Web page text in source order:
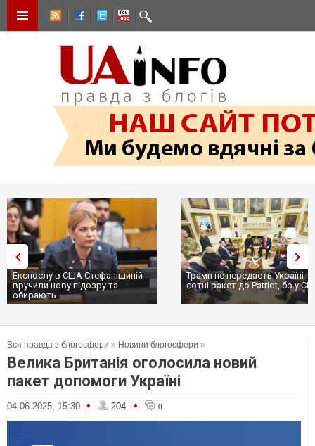
Експослу в США Стефанішиній
вручили нову підозру та
обирають...
Трамп не передасть Україні
сотні ракет до Patriot, бо у
...
Вся правда з блогосфери » Новини блогосфери »
Велика Британія оголосила новий
пакет допомоги Україні
04.06.2025, 15:30 • 204 • 0